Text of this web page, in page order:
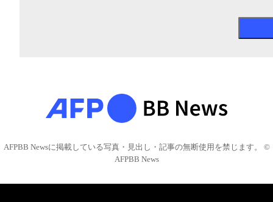
AFPBB Newsに掲載している写真・見出し・記事の無断使用を禁じます。 ©
AFPBB News